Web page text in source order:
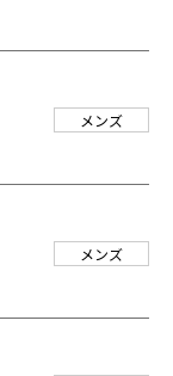
メンズ
メンズ